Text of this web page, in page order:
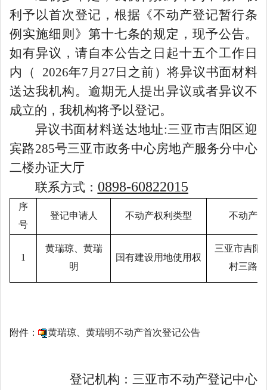
利予以首次登记，根据《不动产登记暂行条
例实施细则》第十七条的规定，现予公告。
如有异议，请自本公告之日起十五个工作日
内
（ 2026年7 月 27 日之前）将异议书面材料
送达我机构。逾期无人提出异议或者异议不
成立的，我机构将予以登记。
异议书面材料送达地址:三亚市吉阳区迎
宾路285号三亚市政务中心房地产服务分中心
二楼办证大厅
联系方式： 0898-60822015
序
号
登记申请人 不动产权利类型 不动产
1
黄瑞琼、黄瑞
明
国有建设用地使用权
三亚市吉阳
村三路
附件： 黄瑞琼、黄瑞明不动产首次登记公告
登记机构：三亚市不动产登记中心